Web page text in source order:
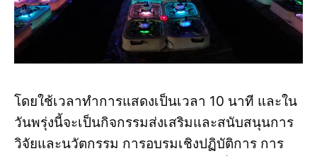
โดยใช้เวลาทำการแสดงเป็นเวลา 10 นาที และใน
วันพรุ่งนี้จะเป็นกิจกรรมส่งเสริมและสนับสนุนการ
วิจัยและนวัตกรรม การอบรมเชิงปฏิบัติการ การ